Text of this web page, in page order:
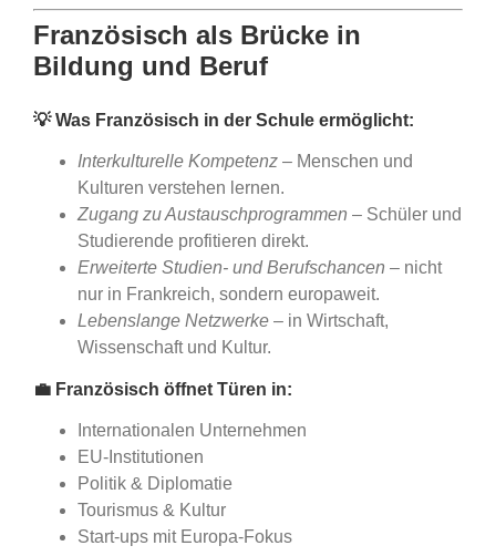
Französisch als Brücke in
Bildung und Beruf
💡Was Französisch in der Schule ermöglicht:
Interkulturelle Kompetenz– Menschen und
Kulturen verstehen lernen.
Zugang zu Austauschprogrammen – Schüler und
Studierende profitieren direkt.
Erweiterte Studien- und Berufschancen – nicht
nur in Frankreich, sondern europaweit.
Lebenslange Netzwerke– in Wirtschaft,
Wissenschaft und Kultur.
💼 Französisch öffnet Türen in:
Internationalen Unternehmen
EU-Institutionen
Politik & Diplomatie
Tourismus & Kultur
Start-ups mit Europa-Fokus